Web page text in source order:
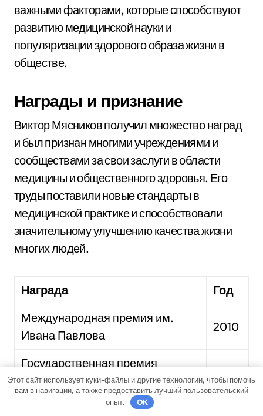
важными факторами, которые способствуют
развитию медицинской науки и
популяризации здорового образа жизни в
обществе.
Награды и признание
Виктор Мясников получил множество наград
и был признан многими учреждениями и
сообществами за свои заслуги в области
медицины и общественного здоровья. Его
труды поставили новые стандарты в
медицинской практике и способствовали
значительному улучшению качества жизни
многих людей.
Награда
Год
Международная премия им.
Ивана Павлова
2010
Государственная премия
Российской Федерации в
области науки и техники
2005
Этот сайт использует куки-файлы и другие технологии, чтобы помочь
вам в навигации, а также предоставить лучший пользовательский
опыт.
OK